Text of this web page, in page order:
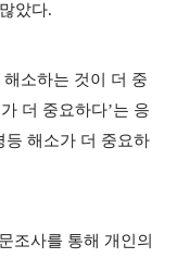
았다.
소하는 것이 더 중
더 중요하다’는 응
등 해소가 더 중요하
조사를 통해 개인의